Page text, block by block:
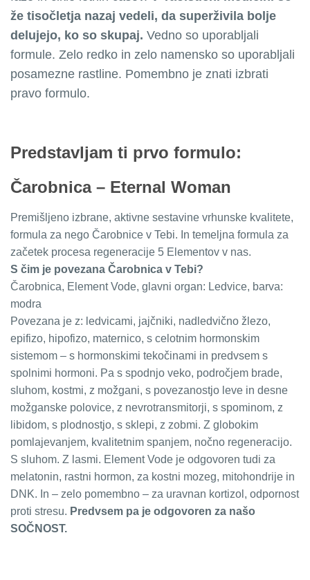
že tisočletja nazaj vedeli, da superživila bolje
delujejo, ko so skupaj. Vedno so uporabljali
formule. Zelo redko in zelo namensko so uporabljali
posamezne rastline. Pomembno je znati izbrati
pravo formulo.
Predstavljam ti prvo formulo:
Čarobnica – Eternal Woman
Premišljeno izbrane, aktivne sestavine vrhunske kvalitete,
formula za nego Čarobnice v Tebi. In temeljna formula za
začetek procesa regeneracije 5 Elementov v nas.
S čim je povezana Čarobnica v Tebi?
Čarobnica, Element Vode, glavni organ: Ledvice, barva:
modra
Povezana je z: ledvicami, jajčniki, nadledvično žlezo,
epifizo, hipofizo, maternico, s celotnim hormonskim
sistemom – s hormonskimi tekočinami in predvsem s
spolnimi hormoni. Pa s spodnjo veko, področjem brade,
sluhom, kostmi, z možgani, s povezanostjo leve in desne
možganske polovice, z nevrotransmitorji, s spominom, z
libidom, s plodnostjo, s sklepi, z zobmi. Z globokim
pomlajevanjem, kvalitetnim spanjem, nočno regeneracijo.
S sluhom. Z lasmi. Element Vode je odgovoren tudi za
melatonin, rastni hormon, za kostni mozeg, mitohondrije in
DNK. In – zelo pomembno – za uravnan kortizol, odpornost
proti stresu. Predvsem pa je odgovoren za našo
SOČNOST.